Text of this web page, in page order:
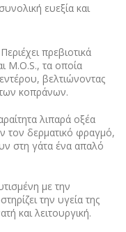
ευεξία και
Περιέχει πρεβιοτικά
M.O.S., τα οποία
βελτιώνοντας
κοπράνων.
λιπαρά οξέα
τον δερματικό φραγμό,
στη γάτα ένα απαλό
με την
την υγεία της
και λειτουργική.